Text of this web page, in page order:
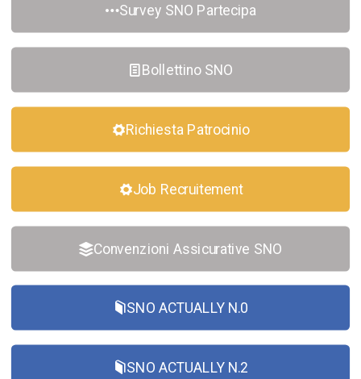
Survey SNO Partecipa
Bollettino SNO
Richiesta Patrocinio
Job Recruitement
Convenzioni Assicurative SNO
SNO ACTUALLY N.0
SNO ACTUALLY N.2